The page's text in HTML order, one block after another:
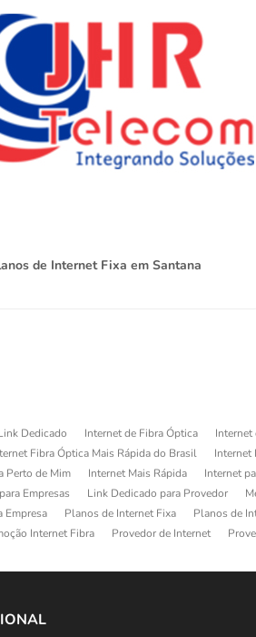
de Internet Fixa em Santana
Dedicado Internet de Fibra Óptica Internet
Fibra Óptica Mais Rápida do Brasil Internet
Perto de Mim Internet Mais Rápida Internet
Empresas Link Dedicado para Provedor
Empresa Planos de Internet Fixa Planos de
Internet Fibra Provedor de Internet